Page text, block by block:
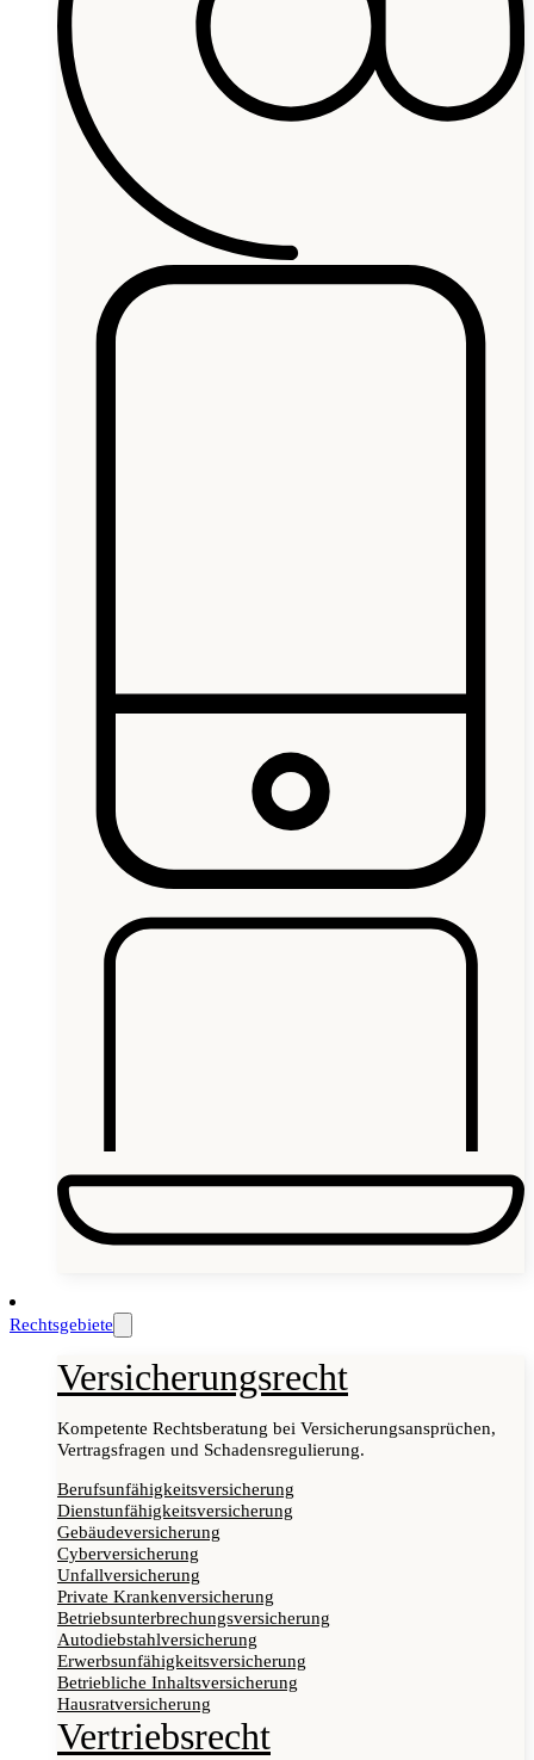
Rechtsgebiete
Versicherungsrecht
Kompetente Rechtsberatung bei Versicherungsansprüchen,
Vertragsfragen und Schadensregulierung.
Berufsunfähigkeitsversicherung
Dienstunfähigkeitsversicherung
Gebäudeversicherung
Cyberversicherung
Unfallversicherung
Private Krankenversicherung
Betriebsunterbrechungsversicherung
Autodiebstahlversicherung
Erwerbsunfähigkeitsversicherung
Betriebliche Inhaltsversicherung
Hausratversicherung
Vertriebsrecht